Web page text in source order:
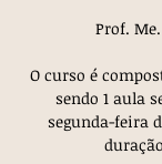
Prof.
O curso é
sendo 1 aula
segunda-feira